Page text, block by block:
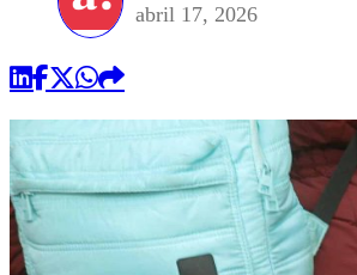
abril 17, 2026